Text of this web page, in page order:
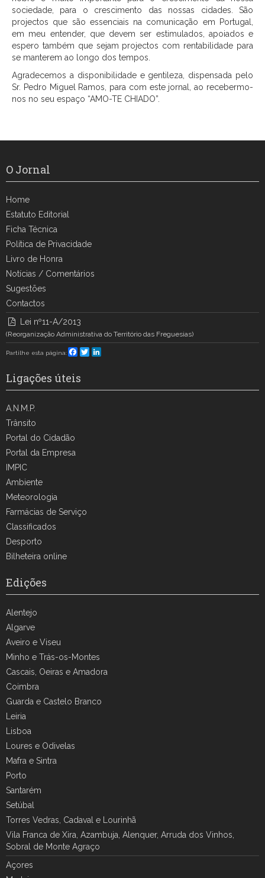
sociedade, para o crescimento das nossas cidades. São
projectos que são essenciais na comunicação em Portugal,
em meu entender, que devem ser estimulados, apoiados e
espero também que sejam projectos com rentabilidade para
se manterem ao longo dos tempos.
Agradecemos a disponibilidade e gentileza, dispensada pelo
Sr. Pedro Miguel Ramos, para com este jornal, ao recebermo-
nos no seu espaço “AMO-TE CHIADO”.
O Jornal
Home
Estatuto Editorial
Ficha Técnica
Política de Privacidade
Livro de Honra
Notícias / Comentários
Sugestões
Contactos
Lei nº11-A/2013
(Reorganização Administrativa do Território das Freguesias)
Partilhe esta página: Facebook
Twitter
Ligações úteis
A.N.M.P.
Trânsito
Portal do Cidadão
Portal da Empresa
IMPIC
Ambiente
Meteorologia
Farmácias de Serviço
Classificados
Desporto
Bilheteira online
Edições
Alentejo
Algarve
Aveiro e Viseu
Minho e Trás-os-Montes
Cascais, Oeiras e Amadora
Coimbra
Guarda e Castelo Branco
Leiria
Lisboa
Loures e Odivelas
Mafra e Sintra
Porto
Santarém
Setúbal
Torres Vedras, Cadaval e Lourinhã
Vila Franca de Xira, Azambuja, Alenquer, Arruda dos Vinhos,
Sobral de Monte Agraço
Açores